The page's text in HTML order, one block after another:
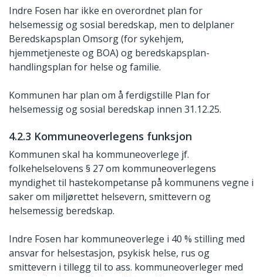
Indre Fosen har ikke en overordnet plan for
helsemessig og sosial beredskap, men to delplaner
Beredskapsplan Omsorg (for sykehjem,
hjemmetjeneste og BOA) og beredskapsplan-
handlingsplan for helse og familie.
Kommunen har plan om å ferdigstille Plan for
helsemessig og sosial beredskap innen 31.12.25.
4.2.3 Kommuneoverlegens funksjon
Kommunen skal ha kommuneoverlege jf.
folkehelselovens § 27 om kommuneoverlegens
myndighet til hastekompetanse på kommunens vegne i
saker om miljørettet helsevern, smittevern og
helsemessig beredskap.
Indre Fosen har kommuneoverlege i 40 % stilling med
ansvar for helsestasjon, psykisk helse, rus og
smittevern i tillegg til to ass. kommuneoverleger med